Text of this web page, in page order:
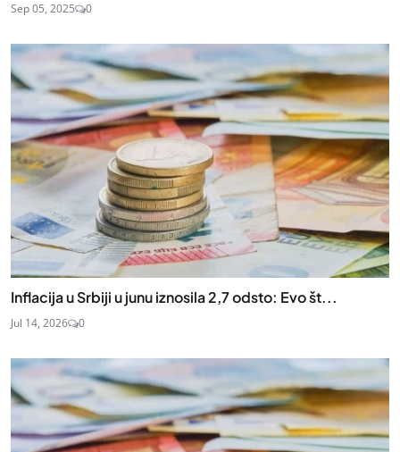
Sep 05, 2025 0
Inflacija u Srbiji u junu iznosila 2,7 odsto: Evo št...
Jul 14, 2026 0